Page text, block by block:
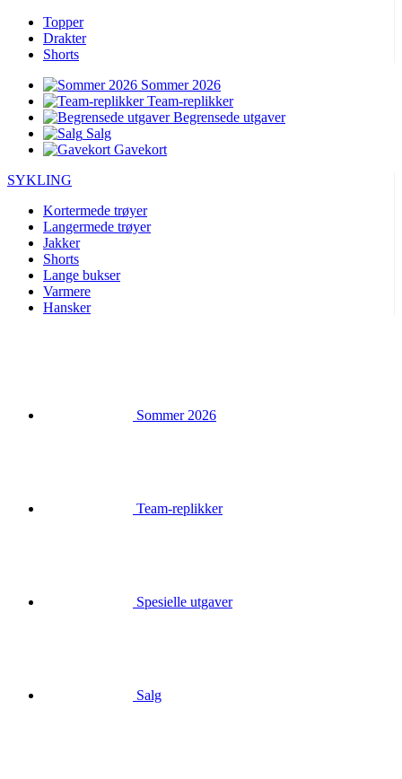
Topper
Drakter
Shorts
Sommer 2026
Team-replikker
Begrensede utgaver
Salg
Gavekort
SYKLING
Kortermede trøyer
Langermede trøyer
Jakker
Shorts
Lange bukser
Varmere
Hansker